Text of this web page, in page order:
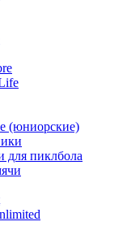
(юниорские)
для пиклбола